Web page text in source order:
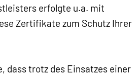
erfolgte u.a. mit
Zertifikate zum Schutz Ihrer
dass trotz des Einsatzes einer